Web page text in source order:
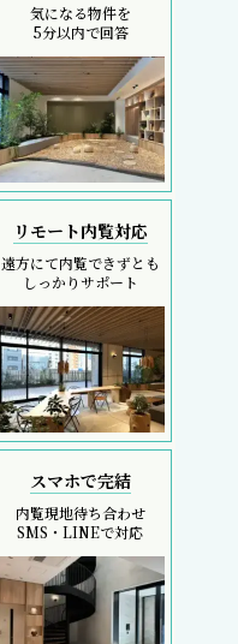
気になる物件を
5分以内で回答
リモート内覧対応
遠方にて内覧できずとも
しっかりサポート
スマホで完結
内覧現地待ち合わせ
SMS・LINEで対応